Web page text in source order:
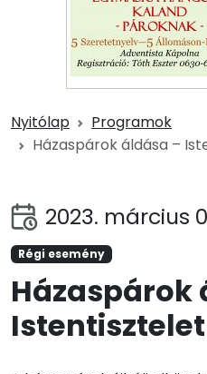
Nyitólap
Programok
Házaspárok áldása –
2023. március
Régi esemény
Házaspárok
Istentisztelet